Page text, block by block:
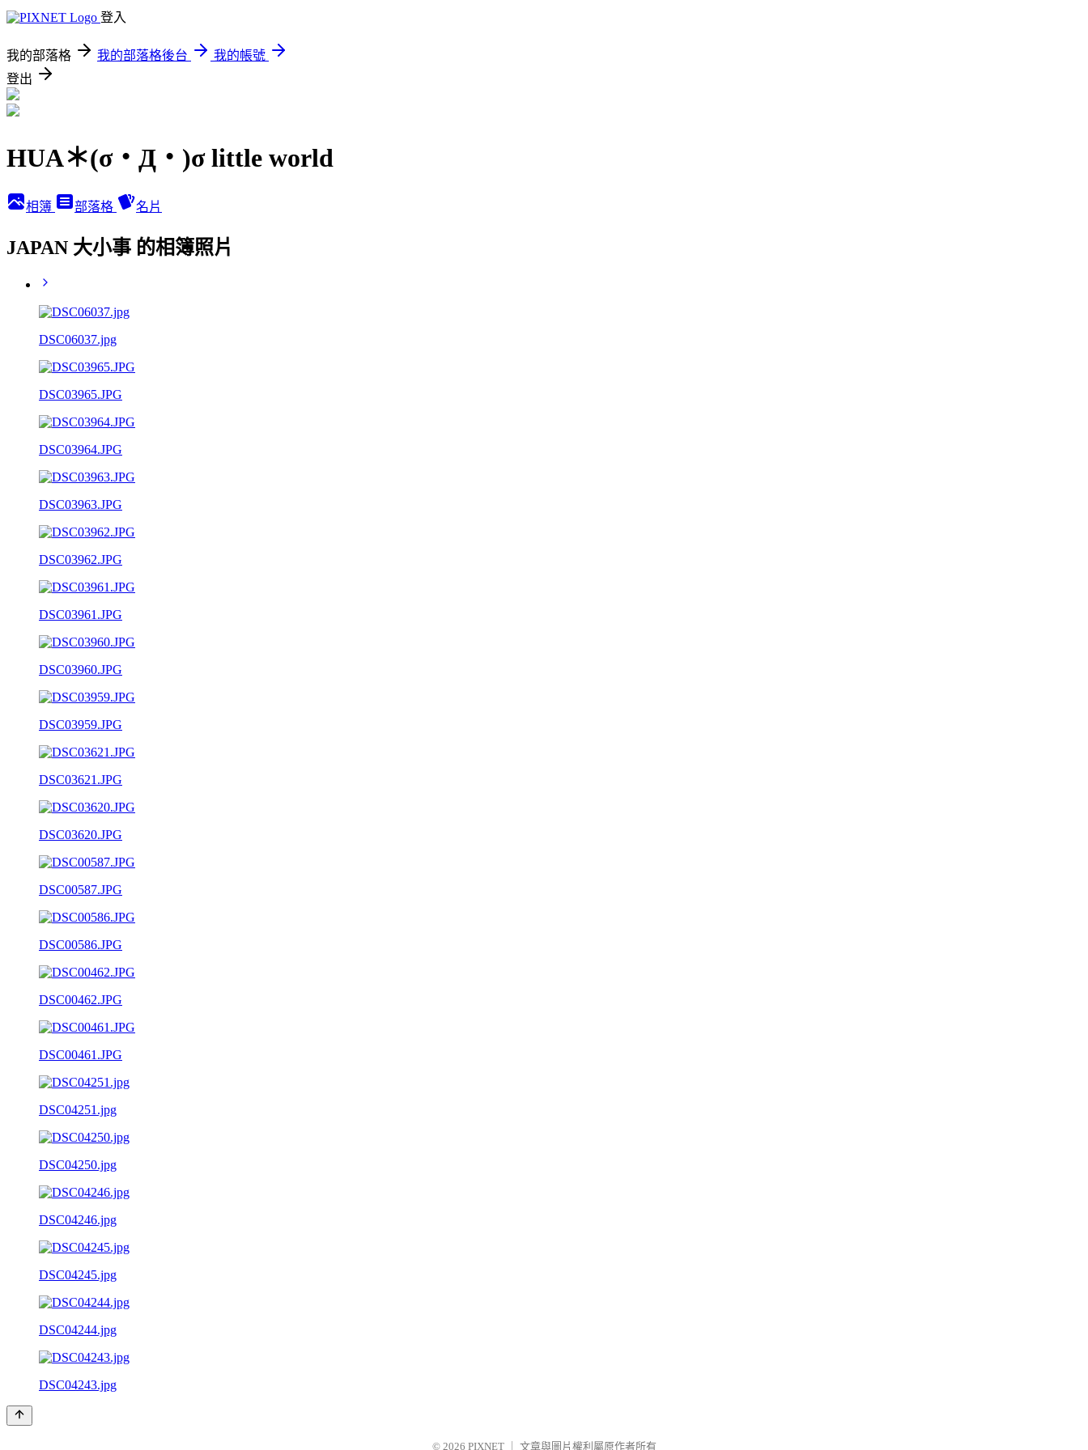
登入
我的部落格 我的部落格後台
我的帳號
登出
HUA＊(σ・Д・)σ little world
相簿 部落格 名片
JAPAN 大小事 的相簿照片
DSC06037.jpg
DSC03965.JPG
DSC03964.JPG
DSC03963.JPG
DSC03962.JPG
DSC03961.JPG
DSC03960.JPG
DSC03959.JPG
DSC03621.JPG
DSC03620.JPG
DSC00587.JPG
DSC00586.JPG
DSC00462.JPG
DSC00461.JPG
DSC04251.jpg
DSC04250.jpg
DSC04246.jpg
DSC04245.jpg
DSC04244.jpg
DSC04243.jpg
© 2026 PIXNET 文章與圖片權利屬原作者所有